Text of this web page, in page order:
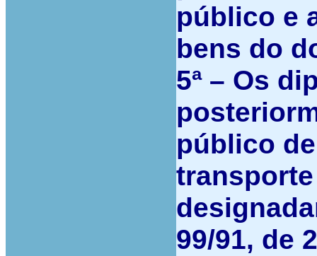
público e
bens do
5ª – Os
público
99/91, de